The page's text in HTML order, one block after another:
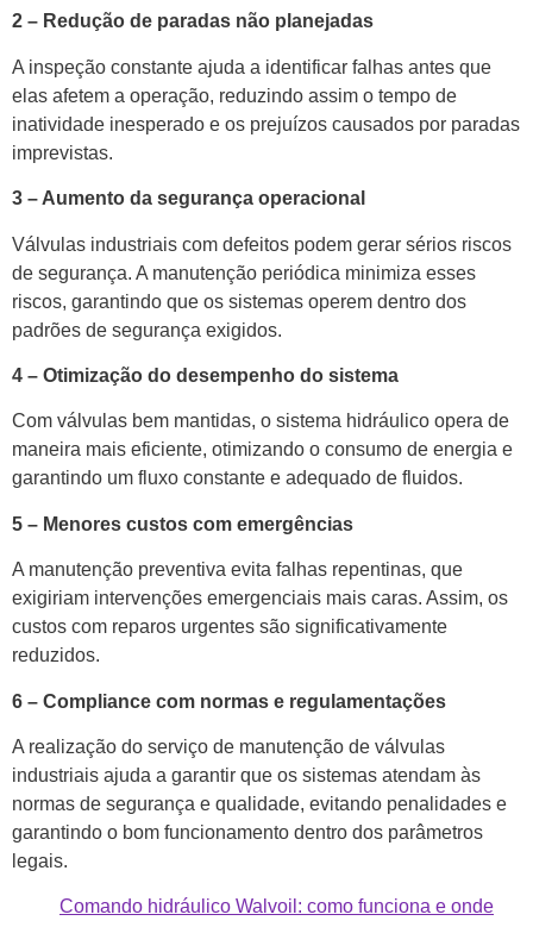
2 – Redução de paradas não planejadas
A inspeção constante ajuda a identificar falhas antes que
elas afetem a operação, reduzindo assim o tempo de
inatividade inesperado e os prejuízos causados por paradas
imprevistas.
3 – Aumento da segurança operacional
Válvulas industriais com defeitos podem gerar sérios riscos
de segurança. A manutenção periódica minimiza esses
riscos, garantindo que os sistemas operem dentro dos
padrões de segurança exigidos.
4 – Otimização do desempenho do sistema
Com válvulas bem mantidas, o sistema hidráulico opera de
maneira mais eficiente, otimizando o consumo de energia e
garantindo um fluxo constante e adequado de fluidos.
5 – Menores custos com emergências
A manutenção preventiva evita falhas repentinas, que
exigiriam intervenções emergenciais mais caras. Assim, os
custos com reparos urgentes são significativamente
reduzidos.
6 – Compliance com normas e regulamentações
A realização do serviço de manutenção de válvulas
industriais ajuda a garantir que os sistemas atendam às
normas de segurança e qualidade, evitando penalidades e
garantindo o bom funcionamento dentro dos parâmetros
legais.
Comando hidráulico Walvoil: como funciona e onde